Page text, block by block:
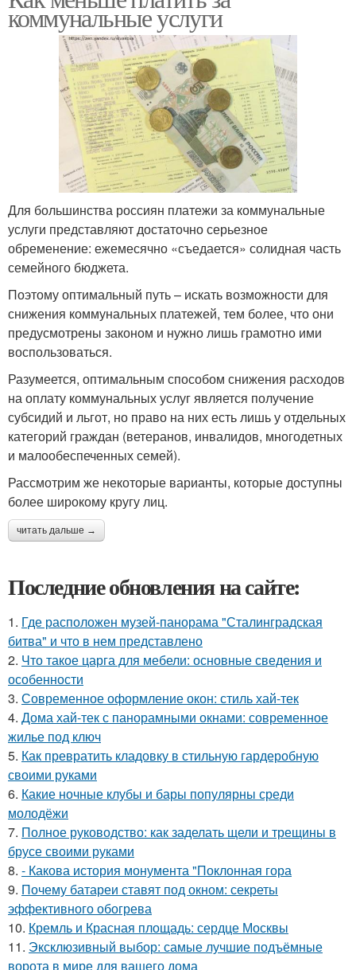
коммунальные услуги
Для большинства россиян платежи за коммунальные
услуги представляют достаточно серьезное
обременение: ежемесячно «съедается» солидная часть
семейного бюджета.
Поэтому оптимальный путь – искать возможности для
снижения коммунальных платежей, тем более, что они
предусмотрены законом и нужно лишь грамотно ими
воспользоваться.
Разумеется, оптимальным способом снижения расходов
на оплату коммунальных услуг является получение
субсидий и льгот, но право на них есть лишь у отдельных
категорий граждан (ветеранов, инвалидов, многодетных
и малообеспеченных семей).
Рассмотрим же некоторые варианты, которые доступны
более широкому кругу лиц.
читать дальше →
Последние обновления на сайте:
1. Где расположен музей-панорама "Сталинградская
битва" и что в нем представлено
2. Что такое царга для мебели: основные сведения и
особенности
3. Современное оформление окон: стиль хай-тек
4. Дома хай-тек с панорамными окнами: современное
жилье под ключ
5. Как превратить кладовку в стильную гардеробную
своими руками
6. Какие ночные клубы и бары популярны среди
молодёжи
7. Полное руководство: как заделать щели и трещины в
брусе своими руками
8. - Какова история монумента "Поклонная гора
9. Почему батареи ставят под окном: секреты
эффективного обогрева
10. Кремль и Красная площадь: сердце Москвы
11. Эксклюзивный выбор: самые лучшие подъёмные
ворота в мире для вашего дома